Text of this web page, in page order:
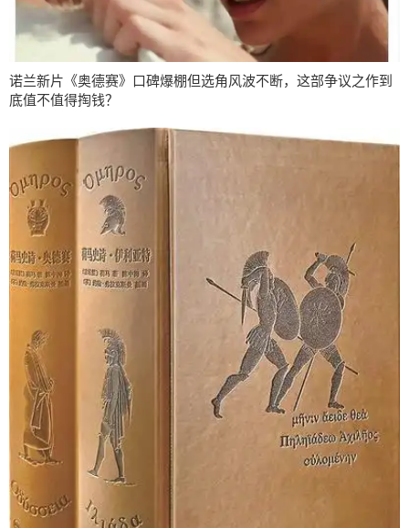
诺兰新片《奥德赛》口碑爆棚但选角风波不断，这部争议之作到
底值不值得掏钱？